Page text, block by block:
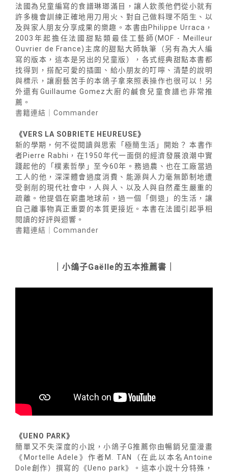
法國為兒童編寫的食譜琳瑯滿目，讓人欽羨他們從小就有
許多機會訓練正確地用刀用火、對自己做料理不陌生、以
及與家人朋友分享成果的樂趣。本書由Philippe Urraca，
2003年起擔任法國甜點類最佳工藝師(MOF - Meilleur
Ouvrier de France)主席的甜點大師執筆（另有為大人編
寫的版本，這本是另出的兒童版），各式經典甜點本書都
找得到，搭配可愛的插圖、給小朋友的叮嚀、清楚的說明
與標示，讓廚藝苦手的本鴿子拿來照表操作也很可以！另
外還有Guillaume Gomez大廚的鹹食兒童食譜也非常推
薦。
書籍連結｜Commander
《VERS LA SOBRIETE HEUREUSE》
新的學期，何不從閱讀與思索「極簡生活」開始？ 本書作
者Pierre Rabhi，在1950年代一面倒的經濟發展浪潮中實
踐起他的「樸素哲學」至今60年。務過農、也在工廠當過
工人的他，深深體會過度消費、能源與人力毫無節制地遭
受剝削的現代社會中，人與人、以及人與自然產生嚴重的
疏離。他提倡在窮盡地球前，過一個「倒退」的生活，讓
自己離事物真正重要的本質更接近。本書在法國引起爭相
閱讀的好評與迴響。
書籍連結｜Commander
｜小鴿子Gaëlle的五本推薦書｜
《UENO PARK》
簡單又不失深度的小說，小鴿子G推薦你由暢銷兒童漫畫
《Mortelle Adele》作者M. TAN（在此以本名Antoine
Dole創作）撰寫的《Ueno park》。這本小說十分特殊，